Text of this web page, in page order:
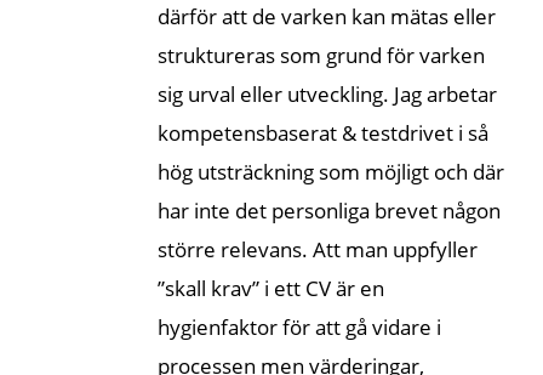
därför att de varken kan mätas eller
struktureras som grund för varken
sig urval eller utveckling. Jag arbetar
kompetensbaserat & testdrivet i så
hög utsträckning som möjligt och där
har inte det personliga brevet någon
större relevans. Att man uppfyller
”skall krav” i ett CV är en
hygienfaktor för att gå vidare i
processen men värderingar,